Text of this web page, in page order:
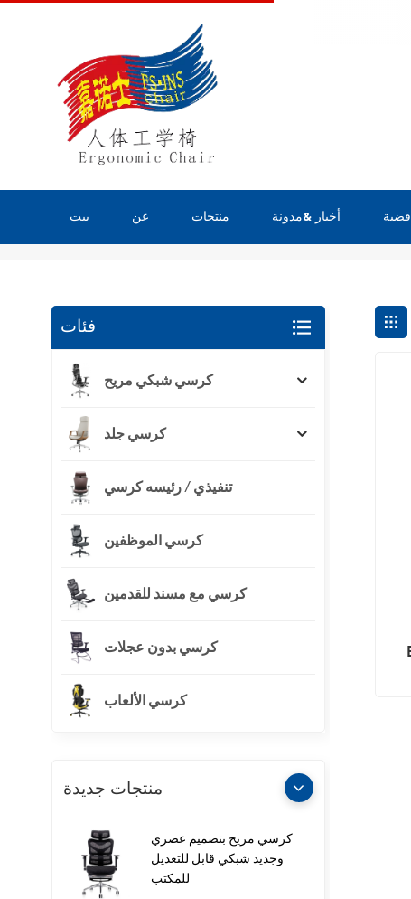
بيت عن منتجات أخبار &مدونة قضية
يبحث
فئات
كرسي شبكي مريح
كرسي جلد
تنفيذي / رئيسه كرسي
كرسي الموظفين
كرسي مع مسند للقدمين
كرسي بدون عجلات
كرسي الألعاب
منتجات جديدة
كرسي مريح بتصميم عصري
وجديد شبكي قابل للتعديل
للمكتب